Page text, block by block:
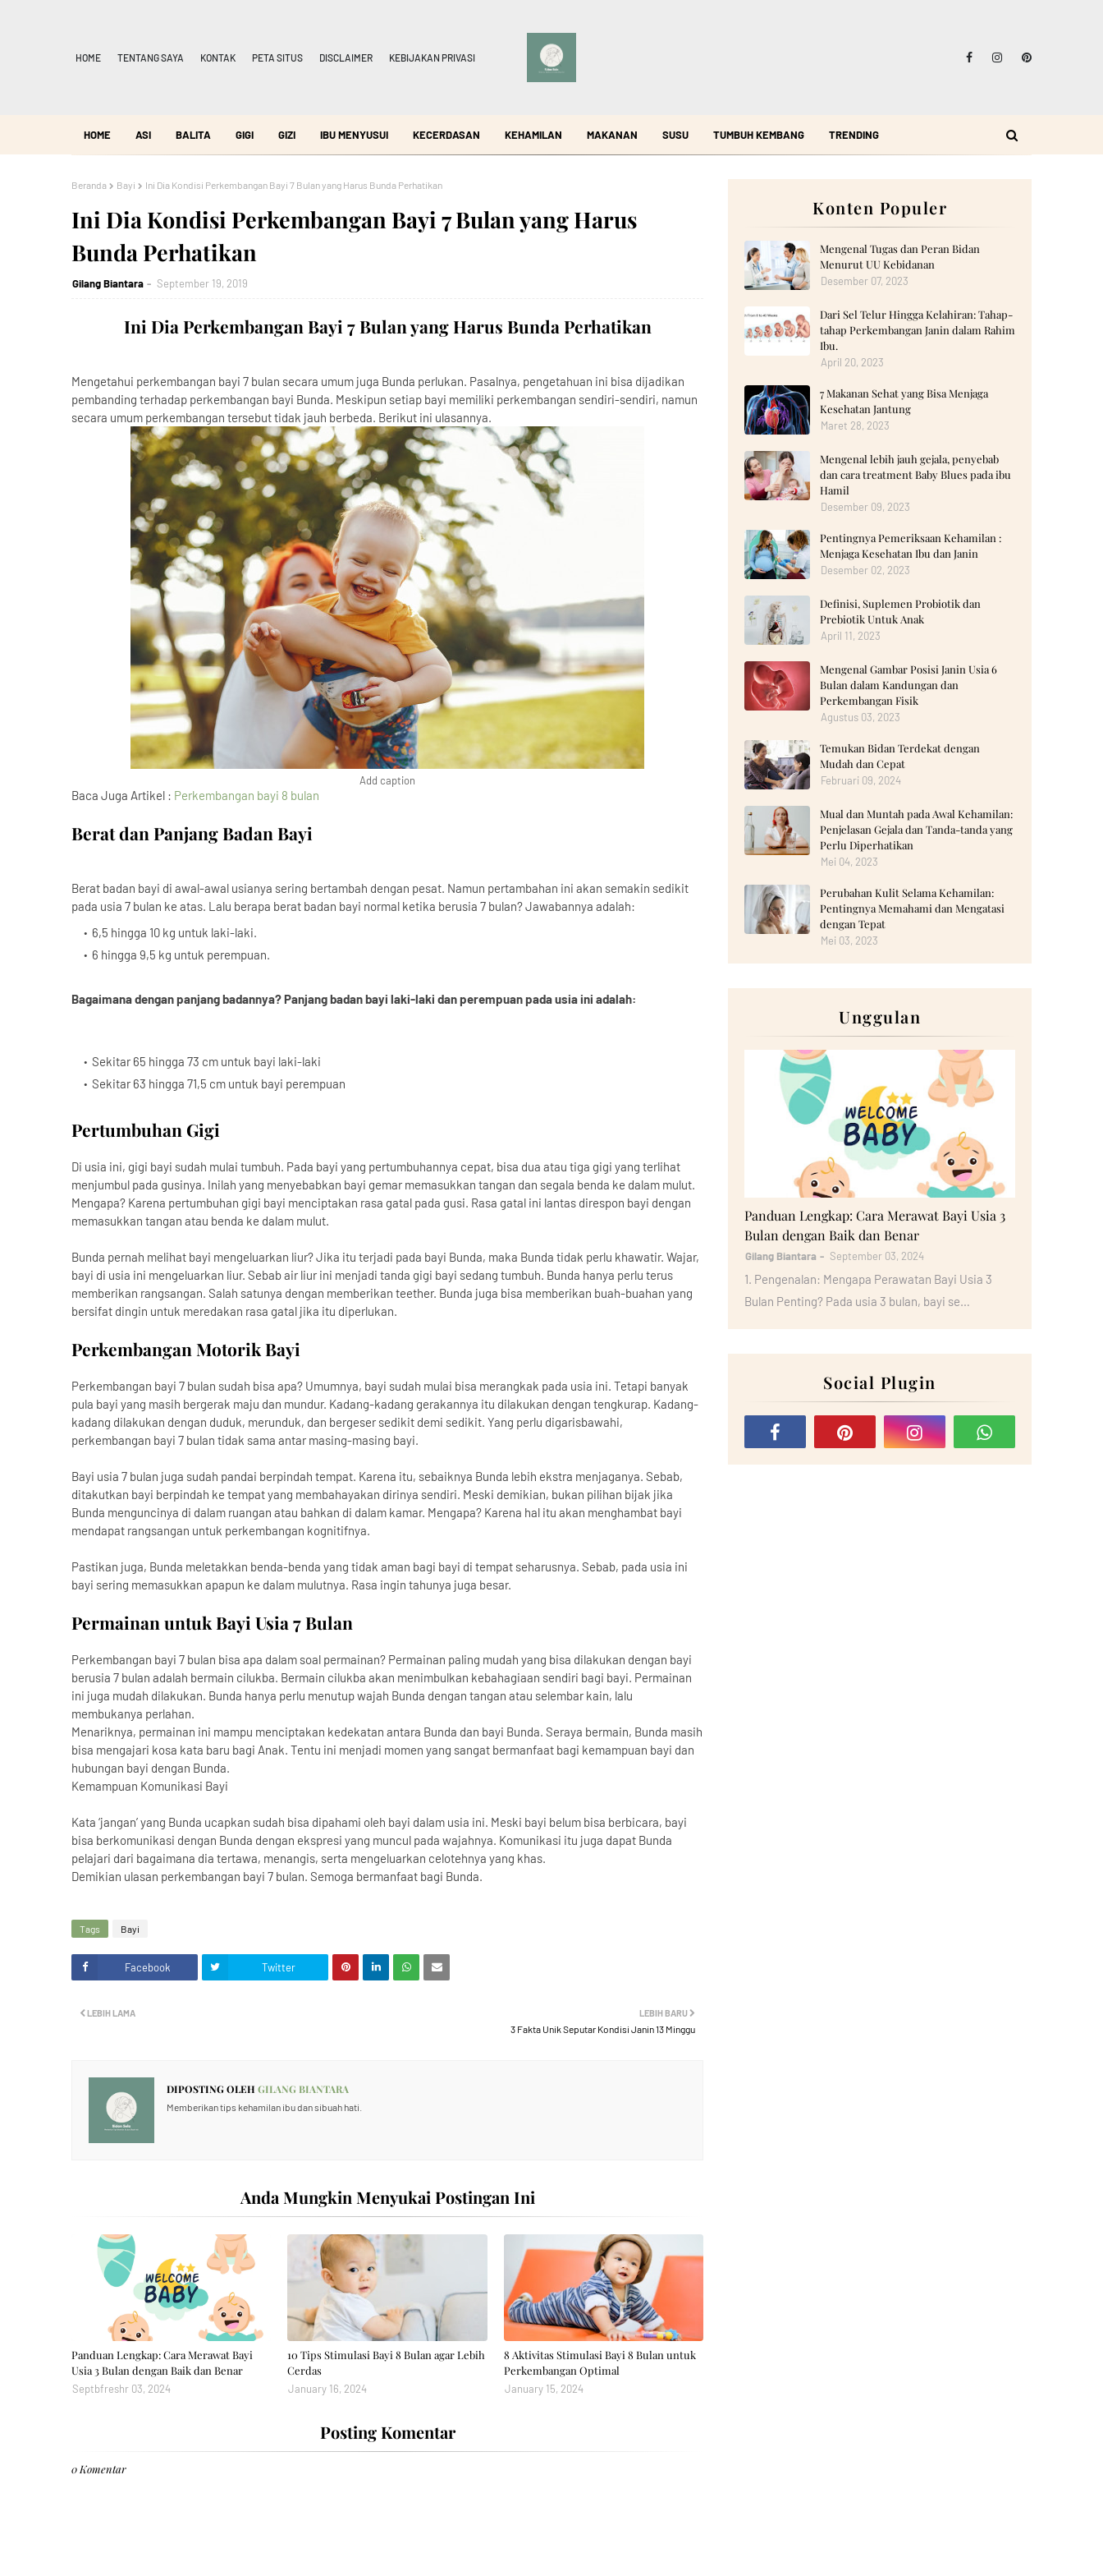
HOME TENTANG SAYA KONTAK PETA SITUS DISCLAIMER KEBIJAKAN PRIVASI
HOME ASI BALITA GIGI GIZI IBU MENYUSUI KECERDASAN KEHAMILAN MAKANAN SUSU TUMBUH KEMBANG TRENDING
Beranda Bayi Ini Dia Kondisi Perkembangan Bayi 7 Bulan yang Harus Bunda Perhatikan
Ini Dia Kondisi Perkembangan Bayi 7 Bulan yang Harus
Bunda Perhatikan
Gilang Biantara September 19, 2019
Ini Dia Perkembangan Bayi 7 Bulan yang Harus Bunda Perhatikan
Mengetahui perkembangan bayi 7 bulan secara umum juga Bunda perlukan. Pasalnya, pengetahuan ini bisa dijadikan
pembanding terhadap perkembangan bayi Bunda. Meskipun setiap bayi memiliki perkembangan sendiri-sendiri, namun
secara umum perkembangan tersebut tidak jauh berbeda. Berikut ini ulasannya.
Add caption
Baca Juga Artikel : Perkembangan bayi 8 bulan
Berat dan Panjang Badan Bayi
Berat badan bayi di awal-awal usianya sering bertambah dengan pesat. Namun pertambahan ini akan semakin sedikit
pada usia 7 bulan ke atas. Lalu berapa berat badan bayi normal ketika berusia 7 bulan? Jawabannya adalah:
6,5 hingga 10 kg untuk laki-laki.
6 hingga 9,5 kg untuk perempuan.
Bagaimana dengan panjang badannya? Panjang badan bayi laki-laki dan perempuan pada usia ini adalah:
Sekitar 65 hingga 73 cm untuk bayi laki-laki
Sekitar 63 hingga 71,5 cm untuk bayi perempuan
Pertumbuhan Gigi
Di usia ini, gigi bayi sudah mulai tumbuh. Pada bayi yang pertumbuhannya cepat, bisa dua atau tiga gigi yang terlihat
menjumbul pada gusinya. Inilah yang menyebabkan bayi gemar memasukkan tangan dan segala benda ke dalam mulut.
Mengapa? Karena pertumbuhan gigi bayi menciptakan rasa gatal pada gusi. Rasa gatal ini lantas direspon bayi dengan
memasukkan tangan atau benda ke dalam mulut.
Bunda pernah melihat bayi mengeluarkan liur? Jika itu terjadi pada bayi Bunda, maka Bunda tidak perlu khawatir. Wajar,
bayi di usia ini mengeluarkan liur. Sebab air liur ini menjadi tanda gigi bayi sedang tumbuh. Bunda hanya perlu terus
memberikan rangsangan. Salah satunya dengan memberikan teether. Bunda juga bisa memberikan buah-buahan yang
bersifat dingin untuk meredakan rasa gatal jika itu diperlukan.
Perkembangan Motorik Bayi
Perkembangan bayi 7 bulan sudah bisa apa? Umumnya, bayi sudah mulai bisa merangkak pada usia ini. Tetapi banyak
pula bayi yang masih bergerak maju dan mundur. Kadang-kadang gerakannya itu dilakukan dengan tengkurap. Kadang-
kadang dilakukan dengan duduk, merunduk, dan bergeser sedikit demi sedikit. Yang perlu digarisbawahi,
perkembangan bayi 7 bulan tidak sama antar masing-masing bayi.
Bayi usia 7 bulan juga sudah pandai berpindah tempat. Karena itu, sebaiknya Bunda lebih ekstra menjaganya. Sebab,
ditakutkan bayi berpindah ke tempat yang membahayakan dirinya sendiri. Meski demikian, bukan pilihan bijak jika
Bunda menguncinya di dalam ruangan atau bahkan di dalam kamar. Mengapa? Karena hal itu akan menghambat bayi
mendapat rangsangan untuk perkembangan kognitifnya.
Pastikan juga, Bunda meletakkan benda-benda yang tidak aman bagi bayi di tempat seharusnya. Sebab, pada usia ini
bayi sering memasukkan apapun ke dalam mulutnya. Rasa ingin tahunya juga besar.
Permainan untuk Bayi Usia 7 Bulan
Perkembangan bayi 7 bulan bisa apa dalam soal permainan? Permainan paling mudah yang bisa dilakukan dengan bayi
berusia 7 bulan adalah bermain cilukba. Bermain cilukba akan menimbulkan kebahagiaan sendiri bagi bayi. Permainan
ini juga mudah dilakukan. Bunda hanya perlu menutup wajah Bunda dengan tangan atau selembar kain, lalu
membukanya perlahan.
Menariknya, permainan ini mampu menciptakan kedekatan antara Bunda dan bayi Bunda. Seraya bermain, Bunda masih
bisa mengajari kosa kata baru bagi Anak. Tentu ini menjadi momen yang sangat bermanfaat bagi kemampuan bayi dan
hubungan bayi dengan Bunda.
Kemampuan Komunikasi Bayi
Kata ‘jangan’ yang Bunda ucapkan sudah bisa dipahami oleh bayi dalam usia ini. Meski bayi belum bisa berbicara, bayi
bisa berkomunikasi dengan Bunda dengan ekspresi yang muncul pada wajahnya. Komunikasi itu juga dapat Bunda
pelajari dari bagaimana dia tertawa, menangis, serta mengeluarkan celotehnya yang khas.
Demikian ulasan perkembangan bayi 7 bulan. Semoga bermanfaat bagi Bunda.
Tags Bayi
Facebook Twitter
LEBIH BARU
3 Fakta Unik Seputar Kondisi Janin 13 Minggu
LEBIH LAMA
DIPOSTING OLEH GILANG BIANTARA
Memberikan tips kehamilan ibu dan sibuah hati.
Anda Mungkin Menyukai Postingan Ini
Panduan Lengkap: Cara Merawat Bayi
Usia 3 Bulan dengan Baik dan Benar
Septbfreshr 03, 2024
10 Tips Stimulasi Bayi 8 Bulan agar Lebih
Cerdas
January 16, 2024
8 Aktivitas Stimulasi Bayi 8 Bulan untuk
Perkembangan Optimal
January 15, 2024
Posting Komentar
0 Komentar
Konten Populer
Mengenal Tugas dan Peran Bidan
Menurut UU Kebidanan
Desember 07, 2023
Dari Sel Telur Hingga Kelahiran: Tahap-
tahap Perkembangan Janin dalam Rahim
Ibu.
April 20, 2023
7 Makanan Sehat yang Bisa Menjaga
Kesehatan Jantung
Maret 28, 2023
Mengenal lebih jauh gejala, penyebab
dan cara treatment Baby Blues pada ibu
Hamil
Desember 09, 2023
Pentingnya Pemeriksaan Kehamilan :
Menjaga Kesehatan Ibu dan Janin
Desember 02, 2023
Definisi, Suplemen Probiotik dan
Prebiotik Untuk Anak
April 11, 2023
Mengenal Gambar Posisi Janin Usia 6
Bulan dalam Kandungan dan
Perkembangan Fisik
Agustus 03, 2023
Temukan Bidan Terdekat dengan
Mudah dan Cepat
Februari 09, 2024
Mual dan Muntah pada Awal Kehamilan:
Penjelasan Gejala dan Tanda-tanda yang
Perlu Diperhatikan
Mei 04, 2023
Perubahan Kulit Selama Kehamilan:
Pentingnya Memahami dan Mengatasi
dengan Tepat
Mei 03, 2023
Unggulan
Panduan Lengkap: Cara Merawat Bayi Usia 3
Bulan dengan Baik dan Benar
Gilang Biantara September 03, 2024
1. Pengenalan: Mengapa Perawatan Bayi Usia 3
Bulan Penting? Pada usia 3 bulan, bayi se…
Social Plugin